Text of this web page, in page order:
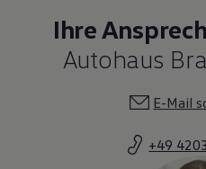
Ihre
Autohaus
E-Mail
+49